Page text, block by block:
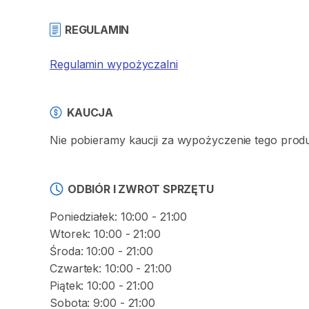
REGULAMIN
Regulamin wypożyczalni
KAUCJA
Nie pobieramy kaucji za wypożyczenie tego
ODBIÓR I ZWROT SPRZĘTU
Poniedziałek: 10:00 - 21:00
Wtorek: 10:00 - 21:00
Środa: 10:00 - 21:00
Czwartek: 10:00 - 21:00
Piątek: 10:00 - 21:00
Sobota: 9:00 - 21:00